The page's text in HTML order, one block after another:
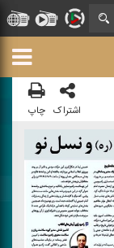
اشتراک چاپ